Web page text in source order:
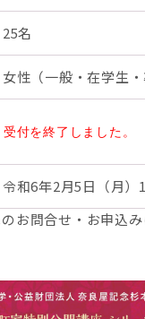
25名
女性（一般・在学生・
受付を終了しました。
令和6年2月5日（月）
お問合せ・お申込み